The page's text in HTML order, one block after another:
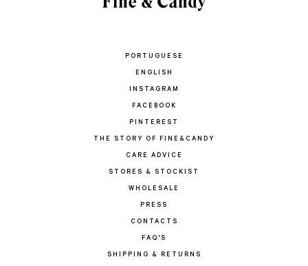
PORTUGUESE
ENGLISH
INSTAGRAM
FACEBOOK
PINTEREST
THE STORY OF FINE&CANDY
CARE ADVICE
STORES & STOCKIST
WHOLESALE
PRESS
CONTACTS
FAQ'S
SHIPPING & RETURNS